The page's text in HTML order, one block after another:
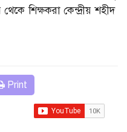
শিক্ষকরা কেন্দ্রীয় শহীদ
Print